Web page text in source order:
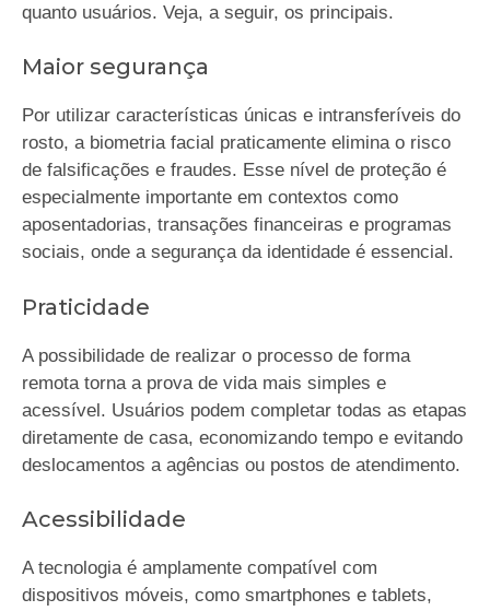
quanto usuários. Veja, a seguir, os principais.
Maior segurança
Por utilizar características únicas e intransferíveis do
rosto, a biometria facial praticamente elimina o risco
de falsificações e fraudes. Esse nível de proteção é
especialmente importante em contextos como
aposentadorias, transações financeiras e programas
sociais, onde a segurança da identidade é essencial.
Praticidade
A possibilidade de realizar o processo de forma
remota torna a prova de vida mais simples e
acessível. Usuários podem completar todas as etapas
diretamente de casa, economizando tempo e evitando
deslocamentos a agências ou postos de atendimento.
Acessibilidade
A tecnologia é amplamente compatível com
dispositivos móveis, como smartphones e tablets,